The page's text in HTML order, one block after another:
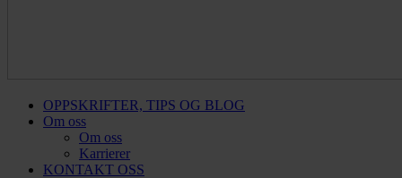
OPPSKRIFTER, TIPS OG BLOG
Om oss
Om oss
Karrierer
KONTAKT OSS